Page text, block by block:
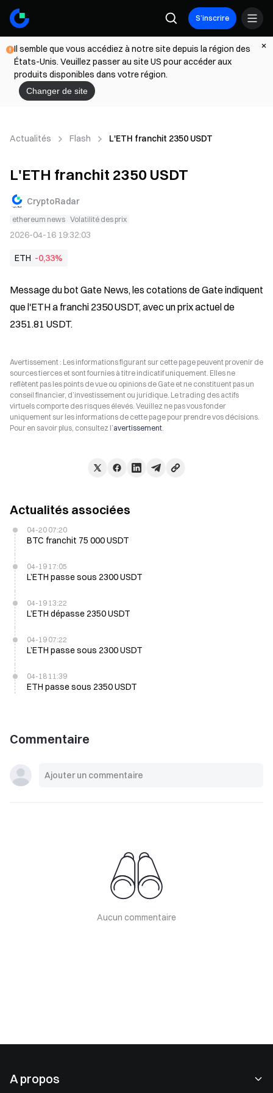
S’inscrire
Il semble que vous accédiez à notre site depuis la région des
États-Unis. Veuillez passer au site US pour accéder aux
produits disponibles dans votre région.
Changer de site
Actualités Flash L'ETH franchit 2350 USDT
L'ETH franchit 2350 USDT
CryptoRadar
ethereum news Volatilité des prix
2026-04-16 19:32:03
ETH -0,33%
Message du bot Gate News, les cotations de Gate indiquent
que l'ETH a franchi 2350 USDT, avec un prix actuel de
2351.81 USDT.
Avertissement : Les informations figurant sur cette page peuvent provenir de
sources tierces et sont fournies à titre indicatif uniquement. Elles ne
reflètent pas les points de vue ou opinions de Gate et ne constituent pas un
conseil financier, d’investissement ou juridique. Le trading des actifs
virtuels comporte des risques élevés. Veuillez ne pas vous fonder
uniquement sur les informations de cette page pour prendre vos décisions.
Pour en savoir plus, consultez l’avertissement.
Actualités associées
04-20 07:20
BTC franchit 75 000 USDT
04-19 17:05
L’ETH passe sous 2300 USDT
04-19 13:22
L’ETH dépasse 2350 USDT
04-19 07:22
L’ETH passe sous 2300 USDT
04-18 11:39
ETH passe sous 2350 USDT
Commentaire
Aucun commentaire
A propos